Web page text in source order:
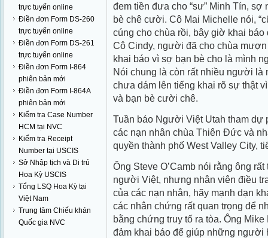
trực tuyến online
Điền đơn Form DS-260
trực tuyến online
Điền đơn Form DS-261
trực tuyến online
Điền đơn Form I-864
phiên bản mới
Điền đơn Form I-864A
phiên bản mới
Kiểm tra Case Number
HCM tại NVC
Kiểm tra Receipt
Number tại USCIS
Sở Nhập tịch và Di trú
Hoa Kỳ USCIS
Tổng LSQ Hoa Kỳ tại
Việt Nam
Trung tâm Chiếu khán
Quốc gia NVC
đem tiền đưa cho “sư” Minh Tín, sợ
bè chê cười. Cô Mai Michelle nói,
cúng cho chùa rồi, bây giờ khai báo
Cô Cindy, người đã cho chùa
khai báo vì sợ bạn bè cho là mình
Nói chung là còn rất nhiều người là
chưa dám lên tiếng khai rõ sự thật
và bạn bè cười chê.
Tuần báo Người Việt Utah tham dự
các nạn nhân chùa Thiên Ðức và
quyền thành phố West Valley City,
Ông Steve O’Camb nói rằng ông
người Việt, nhưng nhân viên điều
của các nạn nhân, hãy mạnh dạn
các nhân chứng rất quan trọng để
bằng chứng truy tố ra tòa. Ông
đảm khai báo để giúp những người